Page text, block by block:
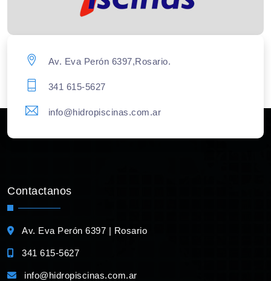
Av. Eva Perón 6397,Rosario.
341 615-5627
info@hidropiscinas.com.ar
Contactanos
Av. Eva Perón 6397 | Rosario
341 615-5627
info@hidropiscinas.com.ar